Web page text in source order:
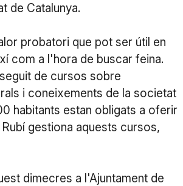
de Catalunya.
probatori que pot ser útil en
com a l'hora de buscar feina.
de cursos sobre
i coneixements de la societat
habitants estan obligats a oferir
gestiona aquests cursos,
dimecres a l'Ajuntament de